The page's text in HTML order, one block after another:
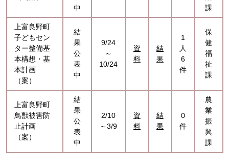
中
課
上富良野町
子どもセン
ター整備基
本構想・基
本計画
（案）
結
果
公
表
中
9/24
～
10/24
資
料
結
果
1
人
6
件
保
健
福
祉
課
上富良野町
鳥獣被害防
止計画
（案）
結
果
公
表
中
2/10
～3/9
資
料
結
果
０
件
農
業
振
興
課